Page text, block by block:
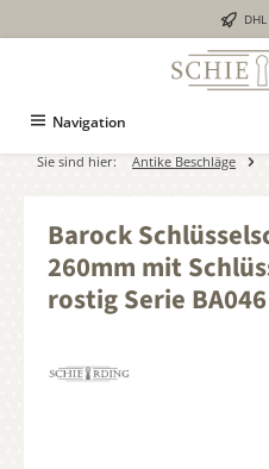
Navigation
Sie sind hier: Antike Beschläge
Barock
260mm mit
rostig Serie BA046